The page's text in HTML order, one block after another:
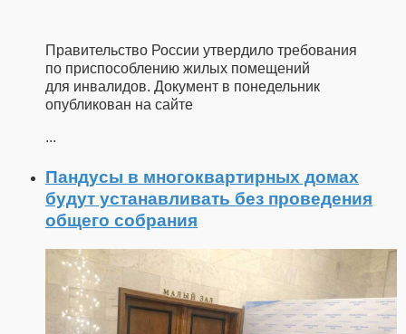
Правительство России утвердило требования
по приспособлению жилых помещений
для инвалидов. Документ в понедельник
опубликован на сайте
...
Пандусы в многоквартирных домах
будут устанавливать без проведения
общего собрания